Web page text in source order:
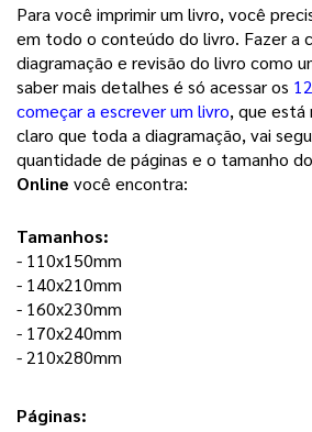
Para você imprimir um livro, você
em todo o conteúdo do livro. Fazer a
diagramação e revisão do livro como
saber mais detalhes é só acessar os
começar a escrever um livro, que está
claro que toda a diagramação, vai
quantidade de páginas e o tamanho
Online você encontra:
Tamanhos:
- 110x150mm
- 140x210mm
- 160x230mm
- 170x240mm
- 210x280mm
Páginas: